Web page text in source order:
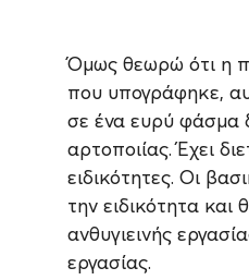
Όμως θεωρώ ότι η
που υπογράφηκε,
σε ένα ευρύ φάσμα
αρτοποιίας. Έχει
ειδικότητες. Οι
την ειδικότητα
ανθυγιεινής
εργασίας.